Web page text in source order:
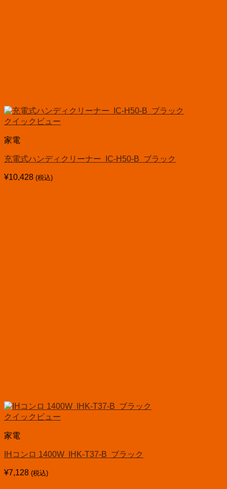
クイックビュー
家電
充電式ハンディクリーナー IC-H50-B ブラック
¥10,428 (税込)
クイックビュー
家電
IHコンロ 1400W IHK-T37-B ブラック
¥7,128 (税込)